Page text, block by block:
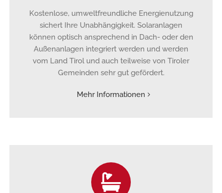
Kostenlose, umweltfreundliche Energienutzung
sichert Ihre Unabhängigkeit. Solaranlagen
können optisch ansprechend in Dach- oder den
Außenanlagen integriert werden und werden
vom Land Tirol und auch teilweise von Tiroler
Gemeinden sehr gut gefördert.
Mehr Informationen